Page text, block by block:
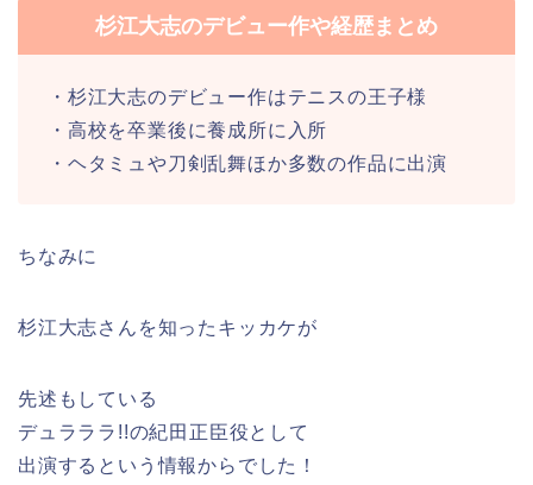
杉江大志のデビュー作や経歴まとめ
・杉江大志のデビュー作はテニスの王子様
・高校を卒業後に養成所に入所
・ヘタミュや刀剣乱舞ほか多数の作品に出演
ちなみに
杉江大志さんを知ったキッカケが
先述もしている
デュラララ!!の紀田正臣役として
出演するという情報からでした！